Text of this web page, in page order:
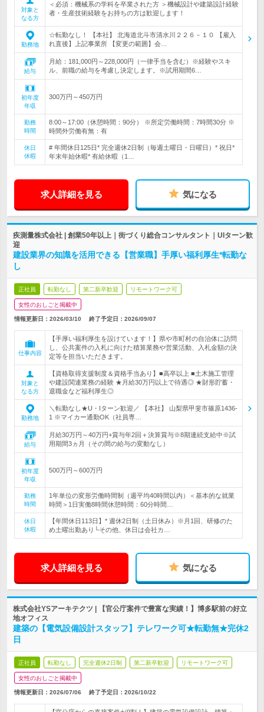
対象と
なる方
＜必須：機械系の学科を卒業された方 ＞機械設計や建築設計経験
者・生産技術経験をお持ちの方は歓迎します！
勤務地
☆転勤なし！ 【本社】 北海道北斗市清水川２２６－１０ 【雇入
れ直後】上記事業所 【変更の範囲】会…
給与
月給：181,000円～228,000円（一律手当を含む）※経験やスキ
ル、前職の給与を考慮し決定します。※試用期間6…
初年度
年収
300万円～450万円
勤務
時間
8:00～17:00（休憩時間：90分） ※所定労働時間：7時間30分 ※
時間外労働有無：有
休日
休暇
# 年間休日125日* 完全週休2日制（毎週土曜日・日曜日）* 祝日*
年末年始休暇* 有給休暇（1…
求人詳細を見る 気になる
疾測量株式会社 | 創業50年以上｜街づくり総合コンサルタント｜UIターン歓
迎
建設業界の知識を活用できる【営業職】手厚い福利厚生*転勤な
し
正社員 転勤なし 第二新卒歓迎 リモートワーク可
女性のおしごと掲載中
情報更新日：2026/03/10 終了予定日： 2026/09/07
仕事内容
【手厚い福利厚生を設けています！】県や市町村の自治体に訪問
し、公共案件の入札に向けた積算業務や営業活動、入札金額の決
定等を担当いただきます。
対象と
なる方
【資格取得支援制度＆資格手当あり】■高卒以上 ■土木施工管理
や建設関連業務の経験 ★月給30万円以上で待遇◎ ★財形貯蓄・
退職金など福利厚生◎
勤務地
＼転勤なし★U・Iターン歓迎／ 【本社】 山梨県甲斐市篠原1436-
1 ※マイカー通勤OK（社員専…
給与
月給30万円～40万円+賞与年2回＋決算賞与※8期連続支給中※試
用期間3ヵ月（その間の給与の変動なし）
初年度
年収
500万円～600万円
勤務
時間
1年単位の変形労働時間制（週平均40時間以内）＜基本的な就業
時間＞1日実働8時間休憩時間：60分時間…
休日
休暇
【年間休日113日】* 週休2日制（土日休み）※月1回、研修のた
め土曜出勤あり└その他、休日は会社カ…
求人詳細を見る 気になる
株式会社YSアーキテクツ | 【官公庁案件で豊富な実績！】博多駅前の好立
地オフィス
建築の【電気設備設計スタッフ】テレワーク可★転勤無★完休2
日
正社員 転勤なし 完全週休2日制 第二新卒歓迎 リモートワーク可
女性のおしごと掲載中
情報更新日：2026/07/06 終了予定日： 2026/10/22